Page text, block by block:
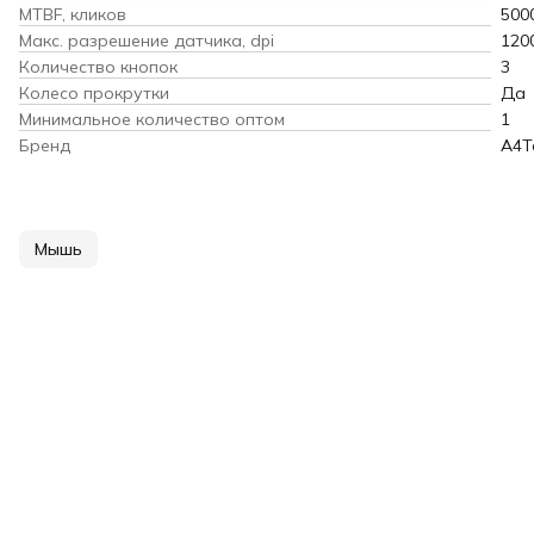
MTBF, кликов
Макс. разрешение датчика, dpi
Количество кнопок
3
Колесо прокрутки
Да
Минимальное количество оптом
1
Бренд
Мышь